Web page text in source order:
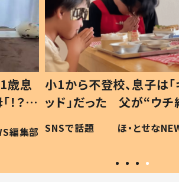
歳息
？」
編集部
小1から不登校、息子は「
ッド」だった 父が“ウチ
作り続ける理由とは #
#令和の子
SNSで話題 ほ・とせな